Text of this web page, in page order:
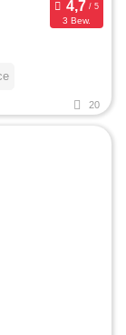
3 Bew.
20